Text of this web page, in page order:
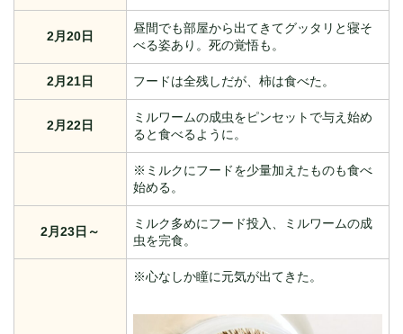
2月20日
昼間でも部屋から出てきてグッタリと寝そ
べる姿あり。死の覚悟も。
2月21日 フードは全残しだが、柿は食べた。
2月22日
ミルワームの成虫をピンセットで与え始め
ると食べるように。
※ミルクにフードを少量加えたものも食べ
始める。
2月23日～
ミルク多めにフード投入、ミルワームの成
虫を完食。
※心なしか瞳に元気が出てきた。